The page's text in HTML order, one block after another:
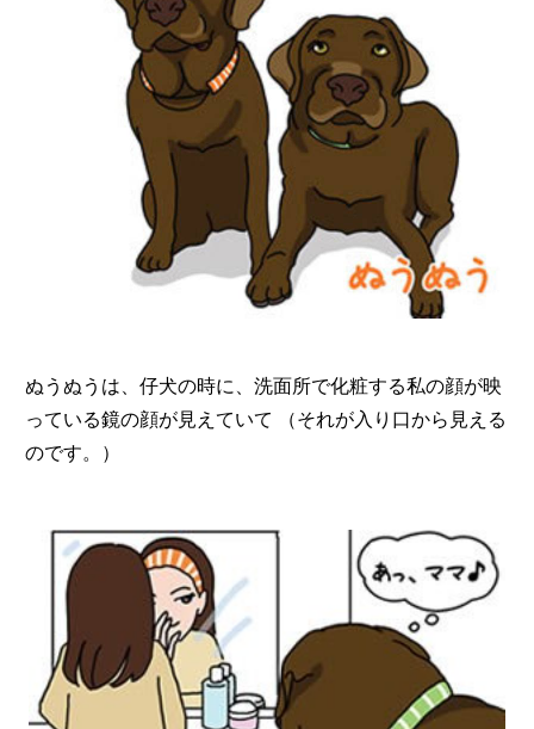
ぬうぬうは、仔犬の時に、洗面所で化粧する私の顔が映
っている鏡の顔が見えていて （それが入り口から見える
のです。）